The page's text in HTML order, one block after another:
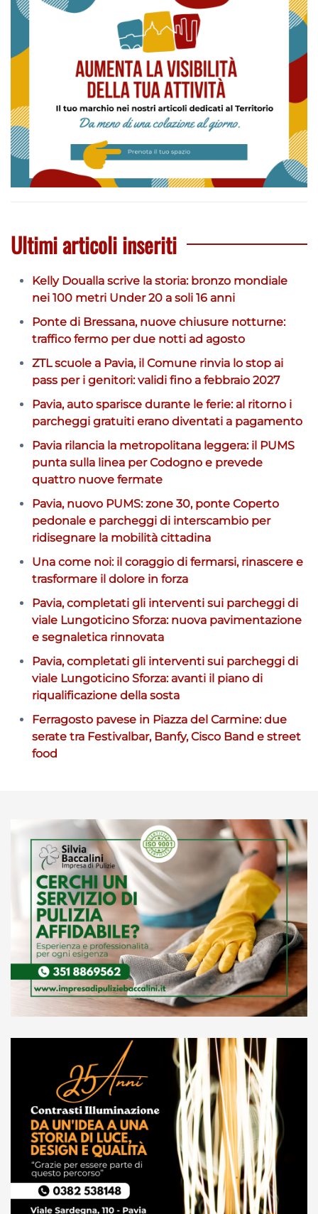
Ultimi articoli inseriti
Kelly Doualla scrive la storia: bronzo mondiale
nei 100 metri Under 20 a soli 16 anni
Ponte di Bressana, nuove chiusure notturne:
traffico fermo per due notti ad agosto
ZTL scuole a Pavia, il Comune rinvia lo stop ai
pass per i genitori: validi fino a febbraio 2027
Pavia, auto sparisce durante le ferie: al ritorno i
parcheggi gratuiti erano diventati a pagamento
Pavia rilancia la metropolitana leggera: il PUMS
punta sulla linea per Codogno e prevede
quattro nuove fermate
Pavia, nuovo PUMS: zone 30, ponte Coperto
pedonale e parcheggi di interscambio per
ridisegnare la mobilità cittadina
Una come noi: il coraggio di fermarsi, rinascere e
trasformare il dolore in forza
Pavia, completati gli interventi sui parcheggi di
viale Lungoticino Sforza: nuova pavimentazione
e segnaletica rinnovata
Pavia, completati gli interventi sui parcheggi di
viale Lungoticino Sforza: avanti il piano di
riqualificazione della sosta
Ferragosto pavese in Piazza del Carmine: due
serate tra Festivalbar, Banfy, Cisco Band e street
food